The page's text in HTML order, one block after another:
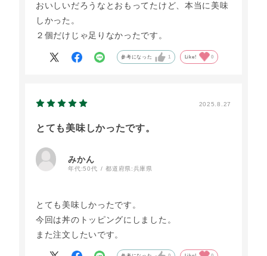
おいしいだろうなとおもってたけど、本当に美味
しかった。
２個だけじゃ足りなかったです。
参考になった 1 Like! 0
2025.8.27
とても美味しかったです。
みかん
年代:50代 都道府県:兵庫県
とても美味しかったです。
今回は丼のトッピングにしました。
また注文したいです。